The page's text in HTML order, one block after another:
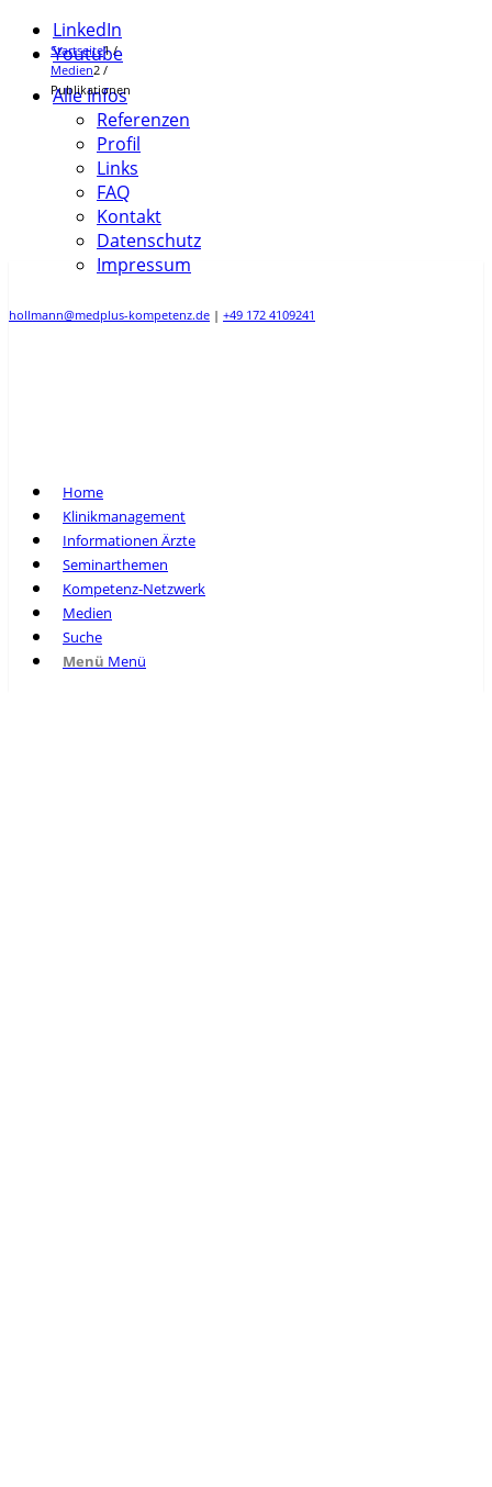
LinkedIn
Youtube
Alle Infos
Referenzen
Profil
Links
FAQ
Kontakt
Datenschutz
Impressum
hollmann@medplus-kompetenz.de | +49 172 4109241
Home
Klinikmanagement
Informationen Ärzte
Seminarthemen
Kompetenz-Netzwerk
Medien
Suche
Menü Menü
Startseite1 /
Medien2 /
Publikationen